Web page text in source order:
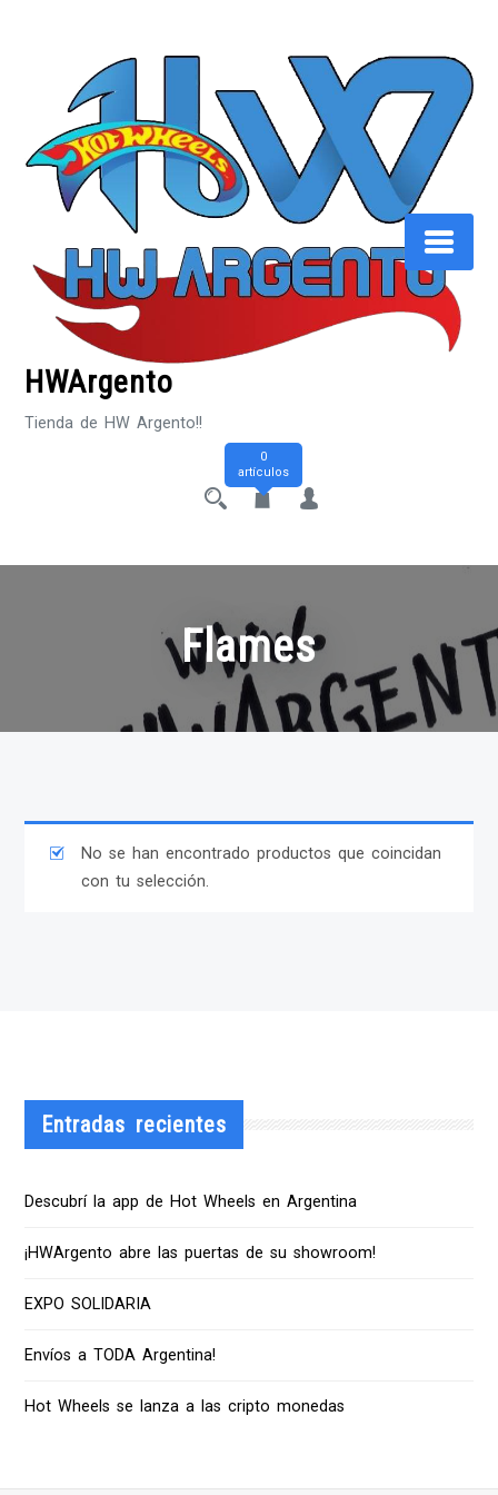
HWArgento
Tienda de HW Argento!!
0
artículos
Flames
No se han encontrado productos que coincidan
con tu selección.
Entradas recientes
Descubrí la app de Hot Wheels en Argentina
¡HWArgento abre las puertas de su showroom!
EXPO SOLIDARIA
Envíos a TODA Argentina!
Hot Wheels se lanza a las cripto monedas